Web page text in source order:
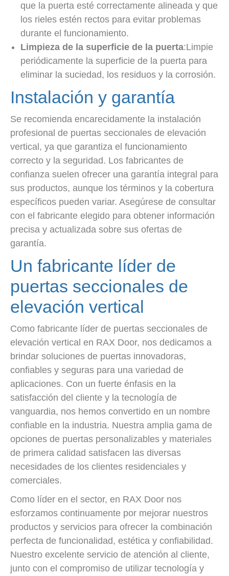
que la puerta esté correctamente alineada y que
los rieles estén rectos para evitar problemas
durante el funcionamiento.
Limpieza de la superficie de la puerta:Limpie
periódicamente la superficie de la puerta para
eliminar la suciedad, los residuos y la corrosión.
Instalación y garantía
Se recomienda encarecidamente la instalación
profesional de puertas seccionales de elevación
vertical, ya que garantiza el funcionamiento
correcto y la seguridad. Los fabricantes de
confianza suelen ofrecer una garantía integral para
sus productos, aunque los términos y la cobertura
específicos pueden variar. Asegúrese de consultar
con el fabricante elegido para obtener información
precisa y actualizada sobre sus ofertas de
garantía.
Un fabricante líder de
puertas seccionales de
elevación vertical
Como fabricante líder de puertas seccionales de
elevación vertical en RAX Door, nos dedicamos a
brindar soluciones de puertas innovadoras,
confiables y seguras para una variedad de
aplicaciones. Con un fuerte énfasis en la
satisfacción del cliente y la tecnología de
vanguardia, nos hemos convertido en un nombre
confiable en la industria. Nuestra amplia gama de
opciones de puertas personalizables y materiales
de primera calidad satisfacen las diversas
necesidades de los clientes residenciales y
comerciales.
Como líder en el sector, en RAX Door nos
esforzamos continuamente por mejorar nuestros
productos y servicios para ofrecer la combinación
perfecta de funcionalidad, estética y confiabilidad.
Nuestro excelente servicio de atención al cliente,
junto con el compromiso de utilizar tecnología y